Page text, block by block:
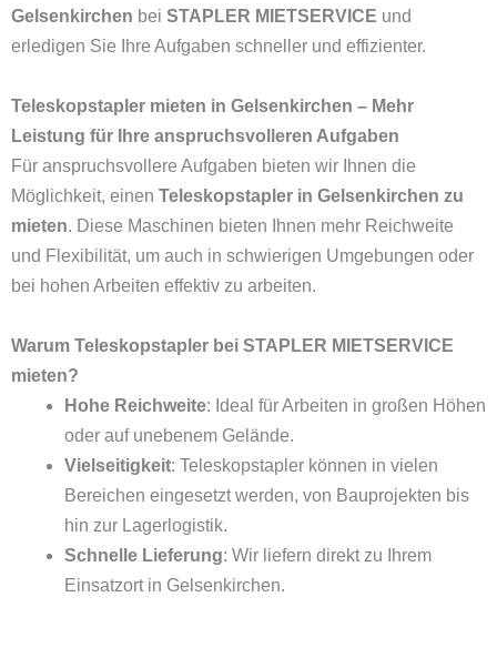
Gelsenkirchen bei STAPLER MIETSERVICE und
erledigen Sie Ihre Aufgaben schneller und effizienter.
Teleskopstapler mieten in Gelsenkirchen – Mehr
Leistung für Ihre anspruchsvolleren Aufgaben
Für anspruchsvollere Aufgaben bieten wir Ihnen die
Möglichkeit, einen Teleskopstapler in Gelsenkirchen zu
mieten. Diese Maschinen bieten Ihnen mehr Reichweite
und Flexibilität, um auch in schwierigen Umgebungen oder
bei hohen Arbeiten effektiv zu arbeiten.
Warum Teleskopstapler bei STAPLER MIETSERVICE
mieten?
Hohe Reichweite: Ideal für Arbeiten in großen Höhen
oder auf unebenem Gelände.
Vielseitigkeit: Teleskopstapler können in vielen
Bereichen eingesetzt werden, von Bauprojekten bis
hin zur Lagerlogistik.
Schnelle Lieferung: Wir liefern direkt zu Ihrem
Einsatzort in Gelsenkirchen.